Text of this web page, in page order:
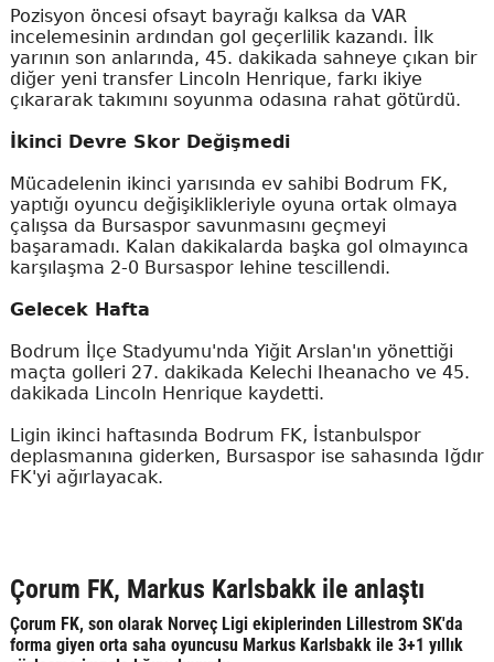
Pozisyon öncesi ofsayt bayrağı kalksa da VAR
incelemesinin ardından gol geçerlilik kazandı. İlk
yarının son anlarında, 45. dakikada sahneye çıkan bir
diğer yeni transfer Lincoln Henrique, farkı ikiye
çıkararak takımını soyunma odasına rahat götürdü.
İkinci Devre Skor Değişmedi
Mücadelenin ikinci yarısında ev sahibi Bodrum FK,
yaptığı oyuncu değişiklikleriyle oyuna ortak olmaya
çalışsa da Bursaspor savunmasını geçmeyi
başaramadı. Kalan dakikalarda başka gol olmayınca
karşılaşma 2-0 Bursaspor lehine tescillendi.
Gelecek Hafta
Bodrum İlçe Stadyumu'nda Yiğit Arslan'ın yönettiği
maçta golleri 27. dakikada Kelechi Iheanacho ve 45.
dakikada Lincoln Henrique kaydetti.
Ligin ikinci haftasında Bodrum FK, İstanbulspor
deplasmanına giderken, Bursaspor ise sahasında Iğdır
FK'yi ağırlayacak.
Çorum FK, Markus Karlsbakk ile anlaştı
Çorum FK, son olarak Norveç Ligi ekiplerinden Lillestrom SK'da
forma giyen orta saha oyuncusu Markus Karlsbakk ile 3+1 yıllık